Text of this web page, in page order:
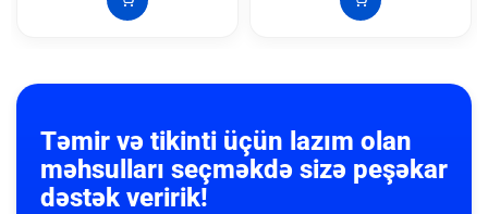
Təmir və tikinti üçün lazım olan
məhsulları seçməkdə sizə peşəkar
dəstək veririk!